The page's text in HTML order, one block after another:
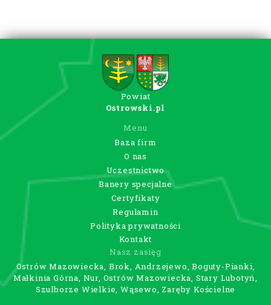
Powiat
Ostrowski.pl
Menu
Baza firm
O nas
Uczestnictwo
Banery specjalne
Certyfikaty
Regulamin
Polityka prywatności
Kontakt
Nasz zasięg
Ostrów Mazowiecka, Brok, Andrzejewo, Boguty-Pianki,
Małkinia Górna, Nur, Ostrów Mazowiecka, Stary Lubotyń,
Szulborze Wielkie, Wąsewo, Zaręby Kościelne